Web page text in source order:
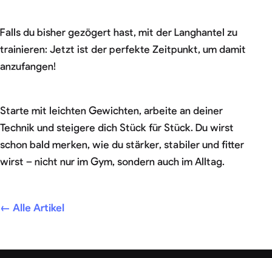
Falls du bisher gezögert hast, mit der Langhantel zu
trainieren: Jetzt ist der perfekte Zeitpunkt, um damit
anzufangen!
Starte mit leichten Gewichten, arbeite an deiner
Technik und steigere dich Stück für Stück. Du wirst
schon bald merken, wie du stärker, stabiler und fitter
wirst – nicht nur im Gym, sondern auch im Alltag.
← Alle Artikel